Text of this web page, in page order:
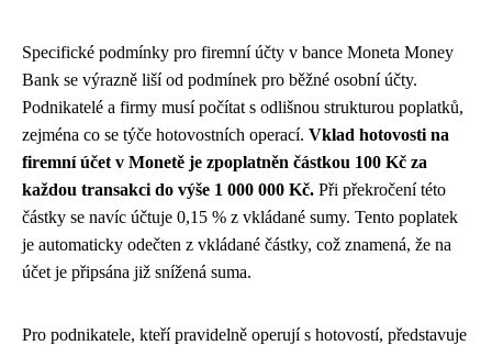
Specifické podmínky pro firemní účty v bance Moneta Money
Bank se výrazně liší od podmínek pro běžné osobní účty.
Podnikatelé a firmy musí počítat s odlišnou strukturou poplatků,
zejména co se týče hotovostních operací. Vklad hotovosti na
firemní účet v Monetě je zpoplatněn částkou 100 Kč za
každou transakci do výše 1 000 000 Kč. Při překročení této
částky se navíc účtuje 0,15 % z vkládané sumy. Tento poplatek
je automaticky odečten z vkládané částky, což znamená, že na
účet je připsána již snížená suma.
Pro podnikatele, kteří pravidelně operují s hotovostí, představuje